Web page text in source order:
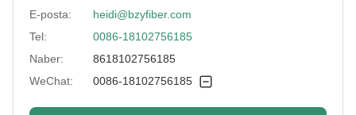
Color: beyaz
More Sizes: Özelleştirilebilir
Siliconized/Non-
Silicified:
silisleşmiş
E-posta:
heidi@bzyfiber.com
Tel:
0086-18102756185
Naber:
8618102756185
WeChat:
0086-18102756185